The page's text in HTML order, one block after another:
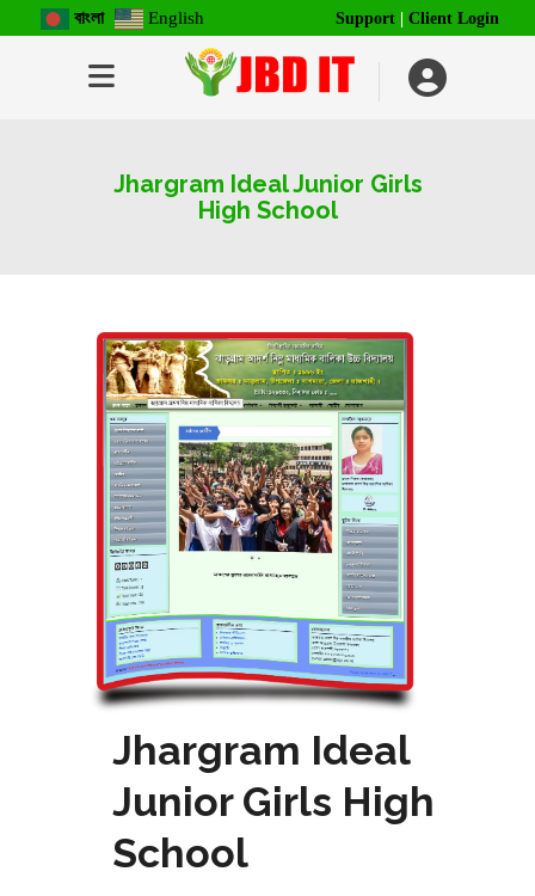
বাংলা English Support Client Login
Jhargram Ideal Junior Girls
High School
Jhargram Ideal
Junior Girls High
School